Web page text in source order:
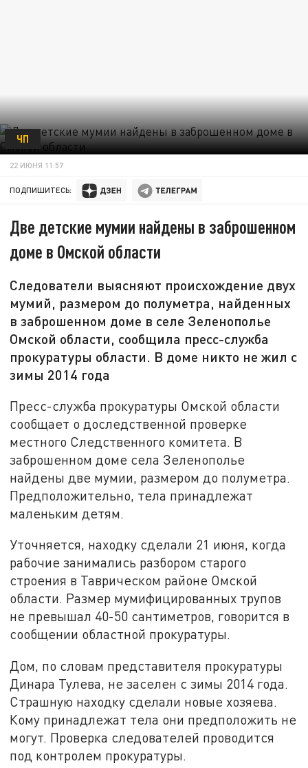
ЧП
22 ИЮНЯ 11:57
ПОДПИШИТЕСЬ:
Две детские мумии найдены в заброшенном
доме в Омской области
Следователи выясняют происхождение двух
мумий, размером до полуметра, найденных
в заброшенном доме в селе Зеленополье
Омской области, сообщила пресс-служба
прокуратуры области. В доме никто не жил с
зимы 2014 года
Пресс-служба прокуратуры Омской области
сообщает о доследственной проверке
местного Следственного комитета. В
заброшенном доме села Зеленополье
найдены две мумии, размером до полуметра.
Предположительно, тела принадлежат
маленьким детям.
Уточняется, находку сделали 21 июня, когда
рабочие занимались разбором старого
строения в Таврическом районе Омской
области. Размер мумифицированных трупов
не превышал 40-50 сантиметров, говорится в
сообщении областной прокуратуры.
Дом, по словам представителя прокуратуры
Динара Тулева, не заселен с зимы 2014 года.
Страшную находку сделали новые хозяева.
Кому принадлежат тела они предположить не
могут. Проверка следователей проводится
под контролем прокуратуры.